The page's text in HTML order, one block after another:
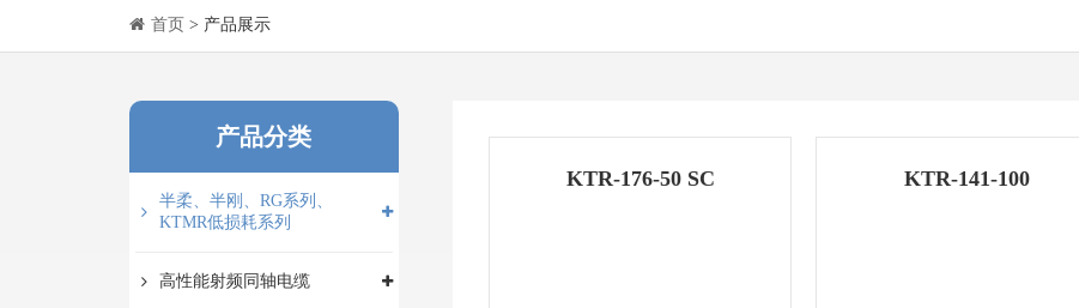
首页 > 产品展示
产品分类
半柔、半刚、RG系列、
KTMR低损耗系列
高性能射频同轴电缆
KTR-176-50 SC KTR-141-100